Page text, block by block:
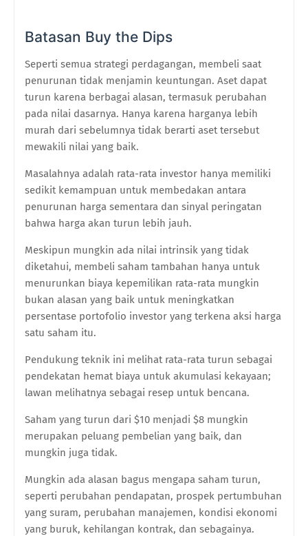
Batasan Buy the Dips
Seperti semua strategi perdagangan, membeli saat
penurunan tidak menjamin keuntungan. Aset dapat
turun karena berbagai alasan, termasuk perubahan
pada nilai dasarnya. Hanya karena harganya lebih
murah dari sebelumnya tidak berarti aset tersebut
mewakili nilai yang baik.
Masalahnya adalah rata-rata investor hanya memiliki
sedikit kemampuan untuk membedakan antara
penurunan harga sementara dan sinyal peringatan
bahwa harga akan turun lebih jauh.
Meskipun mungkin ada nilai intrinsik yang tidak
diketahui, membeli saham tambahan hanya untuk
menurunkan biaya kepemilikan rata-rata mungkin
bukan alasan yang baik untuk meningkatkan
persentase portofolio investor yang terkena aksi harga
satu saham itu.
Pendukung teknik ini melihat rata-rata turun sebagai
pendekatan hemat biaya untuk akumulasi kekayaan;
lawan melihatnya sebagai resep untuk bencana.
Saham yang turun dari $10 menjadi $8 mungkin
merupakan peluang pembelian yang baik, dan
mungkin juga tidak.
Mungkin ada alasan bagus mengapa saham turun,
seperti perubahan pendapatan, prospek pertumbuhan
yang suram, perubahan manajemen, kondisi ekonomi
yang buruk, kehilangan kontrak, dan sebagainya.